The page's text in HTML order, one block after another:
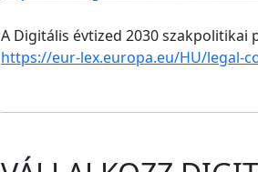
A Digitális évtized 2030 szakpolitikai
https://eur-lex.europa.eu/HU/legal-